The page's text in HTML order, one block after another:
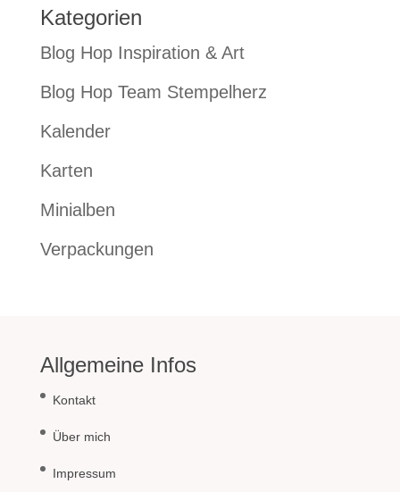
Kategorien
Blog Hop Inspiration & Art
Blog Hop Team Stempelherz
Kalender
Karten
Minialben
Verpackungen
Allgemeine Infos
Kontakt
Über mich
Impressum